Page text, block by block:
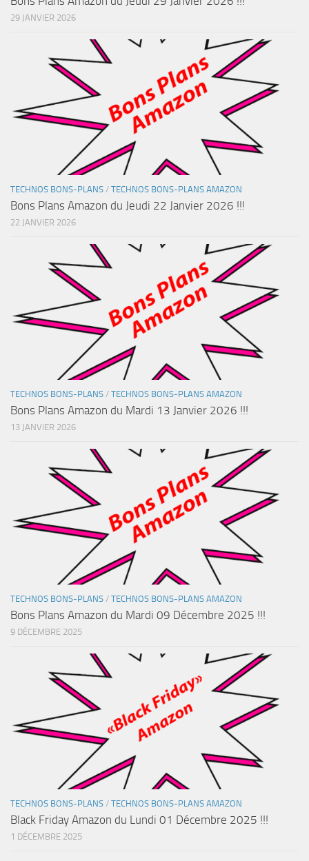
29 JANVIER 2026
TECHNOS BONS-PLANS / TECHNOS BONS-PLANS AMAZON
Bons Plans Amazon du Jeudi 22 Janvier 2026 !!!
22 JANVIER 2026
TECHNOS BONS-PLANS / TECHNOS BONS-PLANS AMAZON
Bons Plans Amazon du Mardi 13 Janvier 2026 !!!
13 JANVIER 2026
TECHNOS BONS-PLANS / TECHNOS BONS-PLANS AMAZON
Bons Plans Amazon du Mardi 09 Décembre 2025 !!!
9 DÉCEMBRE 2025
TECHNOS BONS-PLANS / TECHNOS BONS-PLANS AMAZON
Black Friday Amazon du Lundi 01 Décembre 2025 !!!
1 DÉCEMBRE 2025